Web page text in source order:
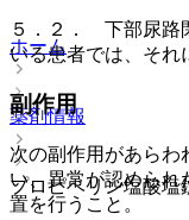
５．２． 下部尿路
いる患者では、それ
副作用
次の副作用があらわ
い、異常が認められ
置を行うこと。
ホーム
薬剤情報
プロピベリン塩酸塩